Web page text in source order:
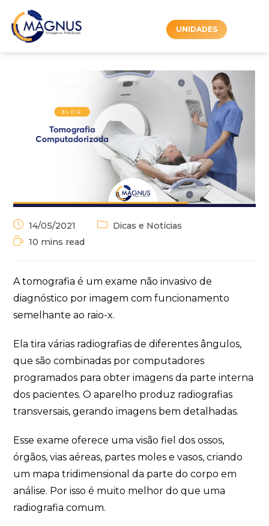
UNIDADES
14/05/2021
Dicas e Notícias
10 mins read
A tomografia é um exame não invasivo de
diagnóstico por imagem com funcionamento
semelhante ao raio-x.
Ela tira várias radiografias de diferentes ângulos,
que são combinadas por computadores
programados para obter imagens da parte interna
dos pacientes. O aparelho produz radiografias
transversais, gerando imagens bem detalhadas.
Esse exame oferece uma visão fiel dos ossos,
órgãos, vias aéreas, partes moles e vasos, criando
um mapa tridimensional da parte do corpo em
análise. Por isso é muito melhor do que uma
radiografia comum.